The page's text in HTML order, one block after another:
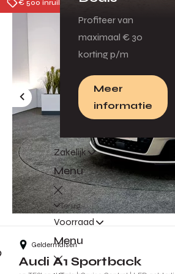
Profiteer van
maximaal € 30
korting p/m
Meer
informatie
Zakelijk
Menu
Terug
Voorraad
Menu
€ 500 inruilpremie
Geldermalsen
Audi A1 Sportback